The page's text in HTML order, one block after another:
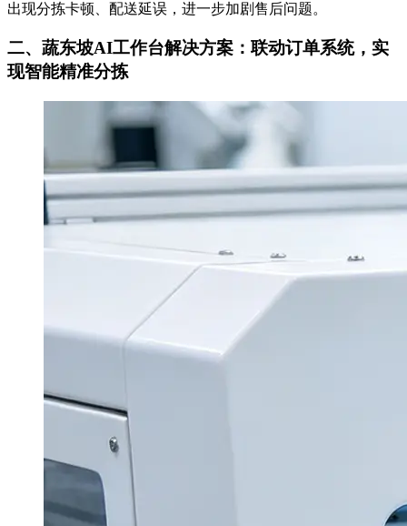
出现分拣卡顿、配送延误，进一步加剧售后问题。
二、 蔬东坡AI工作台解决方案：联动订单系统，实
现智能精准分拣